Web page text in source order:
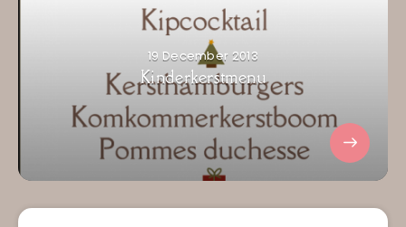
19 December 2013
Kinderkerstmenu